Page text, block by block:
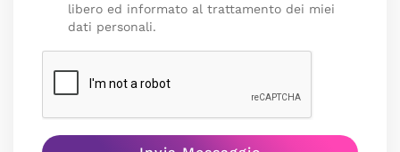
libero ed informato al trattamento dei miei
dati personali.